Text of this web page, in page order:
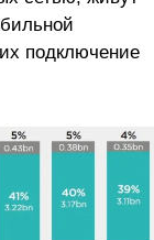
подключение